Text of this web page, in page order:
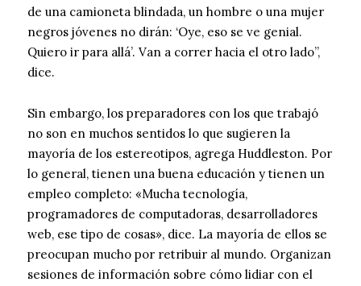
de una camioneta blindada, un hombre o una mujer
negros jóvenes no dirán: ‘Oye, eso se ve genial.
Quiero ir para allá’. Van a correr hacia el otro lado”,
dice.
Sin embargo, los preparadores con los que trabajó
no son en muchos sentidos lo que sugieren la
mayoría de los estereotipos, agrega Huddleston. Por
lo general, tienen una buena educación y tienen un
empleo completo: «Mucha tecnología,
programadores de computadoras, desarrolladores
web, ese tipo de cosas», dice. La mayoría de ellos se
preocupan mucho por retribuir al mundo. Organizan
sesiones de información sobre cómo lidiar con el